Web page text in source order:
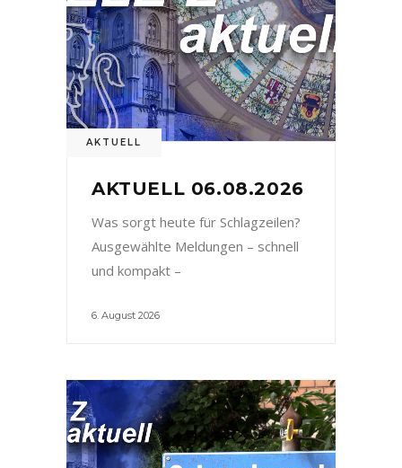
AKTUELL
AKTUELL 06.08.2026
Was sorgt heute für Schlagzeilen?
Ausgewählte Meldungen – schnell
und kompakt –
6. August 2026